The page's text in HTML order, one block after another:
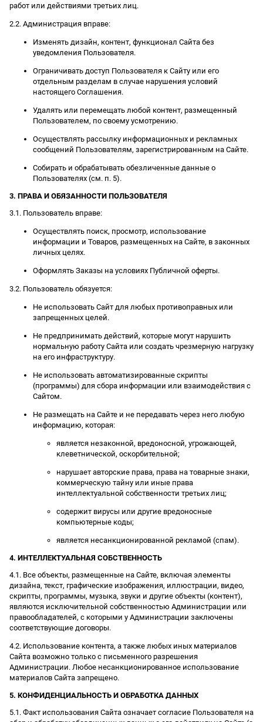
работ или действиями третьих лиц.
2.2. Администрация вправе:
Изменять дизайн, контент, функционал Сайта без
уведомления Пользователя.
Ограничивать доступ Пользователя к Сайту или его
отдельным разделам в случае нарушения условий
настоящего Соглашения.
Удалять или перемещать любой контент, размещенный
Пользователем, по своему усмотрению.
Осуществлять рассылку информационных и рекламных
сообщений Пользователям, зарегистрированным на Сайте.
Собирать и обрабатывать обезличенные данные о
Пользователях (см. п. 5).
3. ПРАВА И ОБЯЗАННОСТИ ПОЛЬЗОВАТЕЛЯ
3.1. Пользователь вправе:
Осуществлять поиск, просмотр, использование
информации и Товаров, размещенных на Сайте, в законных
личных целях.
Оформлять Заказы на условиях Публичной оферты.
3.2. Пользователь обязуется:
Не использовать Сайт для любых противоправных или
запрещенных целей.
Не предпринимать действий, которые могут нарушить
нормальную работу Сайта или создать чрезмерную нагрузку
на его инфраструктуру.
Не использовать автоматизированные скрипты
(программы) для сбора информации или взаимодействия с
Сайтом.
Не размещать на Сайте и не передавать через него любую
информацию, которая:
является незаконной, вредоносной, угрожающей,
клеветнической, оскорбительной;
нарушает авторские права, права на товарные знаки,
коммерческую тайну или иные права
интеллектуальной собственности третьих лиц;
содержит вирусы или другие вредоносные
компьютерные коды;
является несанкционированной рекламой (спам).
4. ИНТЕЛЛЕКТУАЛЬНАЯ СОБСТВЕННОСТЬ
4.1. Все объекты, размещенные на Сайте, включая элементы
дизайна, текст, графические изображения, иллюстрации, видео,
скрипты, программы, музыка, звуки и другие объекты (контент),
являются исключительной собственностью Администрации или
правообладателей, с которыми у Администрации заключены
соответствующие договоры.
4.2. Использование контента, а также любых иных материалов
Сайта возможно только с письменного разрешения
Администрации. Любое несанкционированное использование
материалов Сайта запрещено.
5. КОНФИДЕНЦИАЛЬНОСТЬ И ОБРАБОТКА ДАННЫХ
5.1. Факт использования Сайта означает согласие Пользователя на